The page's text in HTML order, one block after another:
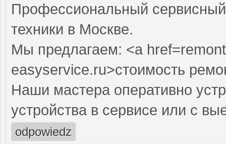
Профессиональный
техники в Москве.
Мы предлагаем: <a
easyservice.ru>стоимость
Наши мастера оперативно
устройства в сервисе или с
odpowiedz